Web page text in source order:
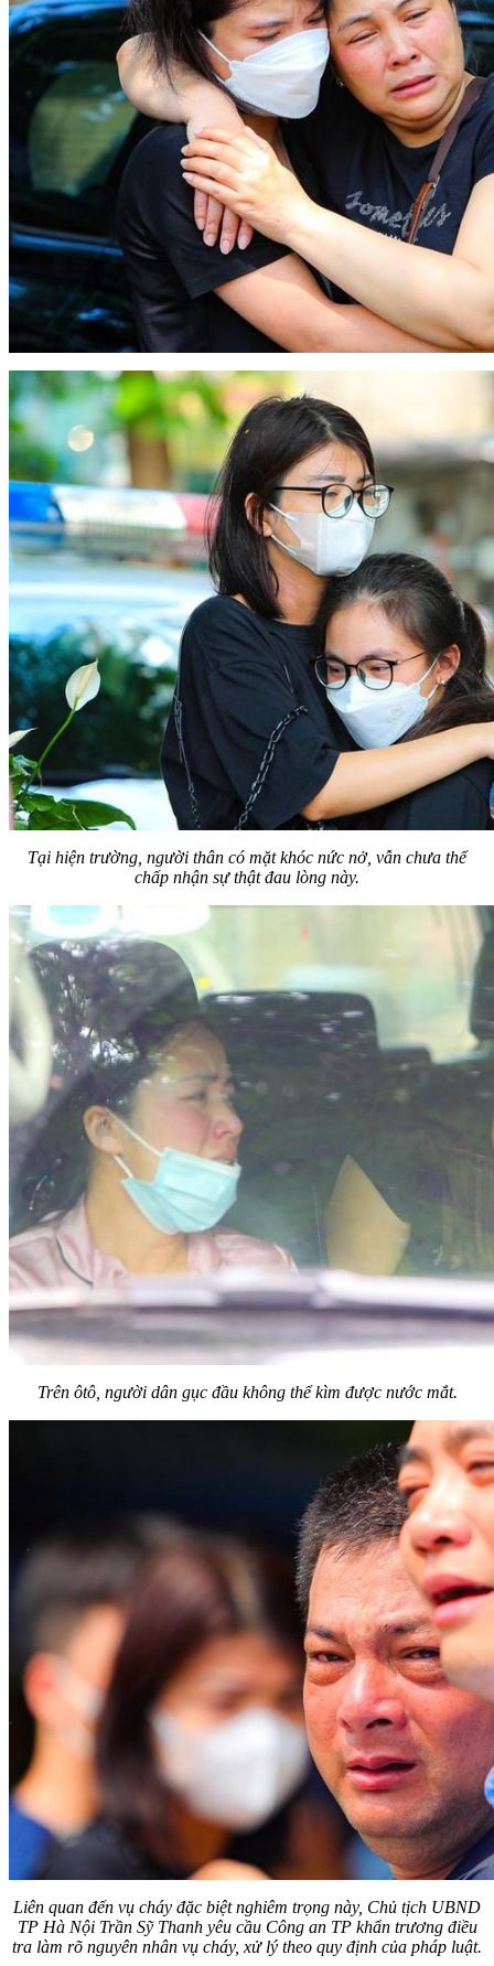
Tại hiện trường, người thân có mặt khóc nức nở, vẫn chưa thể
chấp nhận sự thật đau lòng này.
Trên ôtô, người dân gục đầu không thể kìm được nước mắt.
Liên quan đến vụ cháy đặc biệt nghiêm trọng này, Chủ tịch UBND
TP Hà Nội Trần Sỹ Thanh yêu cầu Công an TP khẩn trương điều
tra làm rõ nguyên nhân vụ cháy, xử lý theo quy định của pháp luật.